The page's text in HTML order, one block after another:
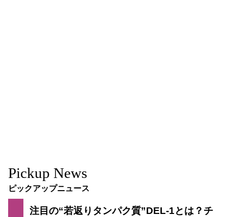
Pickup News
ピックアップニュース
注目の“若返りタンパク質”DEL-1とは？チ